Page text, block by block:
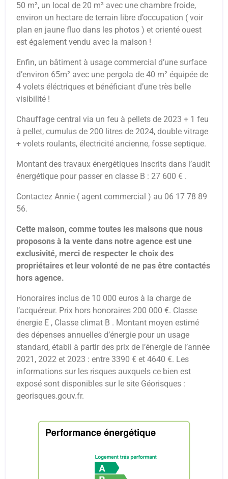
50 m², un local de 20 m² avec une chambre froide,
environ un hectare de terrain libre d’occupation ( voir
plan en jaune fluo dans les photos ) et orienté ouest
est également vendu avec la maison !
Enfin, un bâtiment à usage commercial d’une surface
d’environ 65m² avec une pergola de 40 m² équipée de
4 volets éléctriques et bénéficiant d’une très belle
visibilité !
Chauffage central via un feu à pellets de 2023 + 1 feu
à pellet, cumulus de 200 litres de 2024, double vitrage
+ volets roulants, électricité ancienne, fosse septique.
Montant des travaux énergétiques inscrits dans l’audit
énergétique pour passer en classe B : 27 600 € .
Contactez Annie ( agent commercial ) au 06 17 78 89
56.
Cette maison, comme toutes les maisons que nous
proposons à la vente dans notre agence est une
exclusivité, merci de respecter le choix des
propriétaires et leur volonté de ne pas être contactés
hors agence.
Honoraires inclus de 10 000 euros à la charge de
l’acquéreur. Prix hors honoraires 200 000 €. Classe
énergie E , Classe climat B . Montant moyen estimé
des dépenses annuelles d’énergie pour un usage
standard, établi à partir des prix de l’énergie de l’année
2021, 2022 et 2023 : entre 3390 € et 4640 €. Les
informations sur les risques auxquels ce bien est
exposé sont disponibles sur le site Géorisques :
georisques.gouv.fr.